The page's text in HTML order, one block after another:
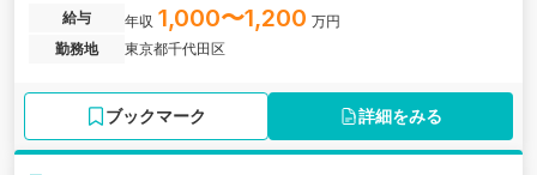
給与 年収 1,000〜1,200 万円
勤務地
東京都千代田区
ブックマーク 詳細をみる